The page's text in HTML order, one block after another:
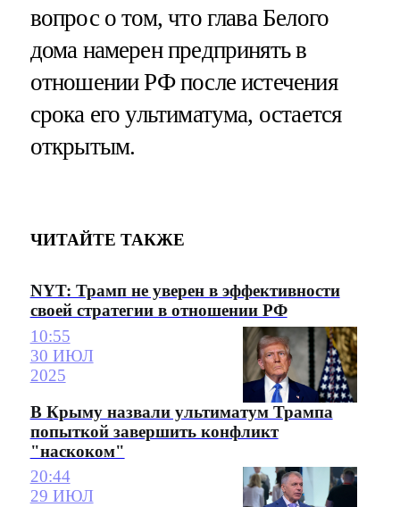
вопрос о том, что глава Белого
дома намерен предпринять в
отношении РФ после истечения
срока его ультиматума, остается
открытым.
ЧИТАЙТЕ ТАКЖЕ
NYT: Трамп не уверен в эффективности
своей стратегии в отношении РФ
10:55
30 ИЮЛ
2025
В Крыму назвали ультиматум Трампа
попыткой завершить конфликт
"наскоком"
20:44
29 ИЮЛ